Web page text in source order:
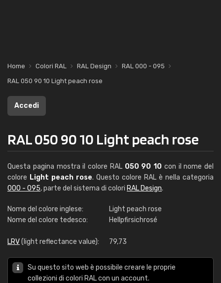
Home Colori RAL RAL Design
RAL 000 - 095
RAL 050 90 10 Light peach rose
Accedi
RAL 050 90 10 Light peach rose
Questa pagina mostra il colore RAL 050 90 10 con il nome del
colore Light peach rose. Questo colore RAL è nella categoria
000 - 095, parte del sistema di colori RAL Design.
Nome del colore inglese:
Light peach rose
Nome del colore tedesco:
Hellpfirsichrosé
LRV(light reflectance value): 79,73
Su questo sito web è possibile creare le proprie
collezioni di colori RAL con un account.